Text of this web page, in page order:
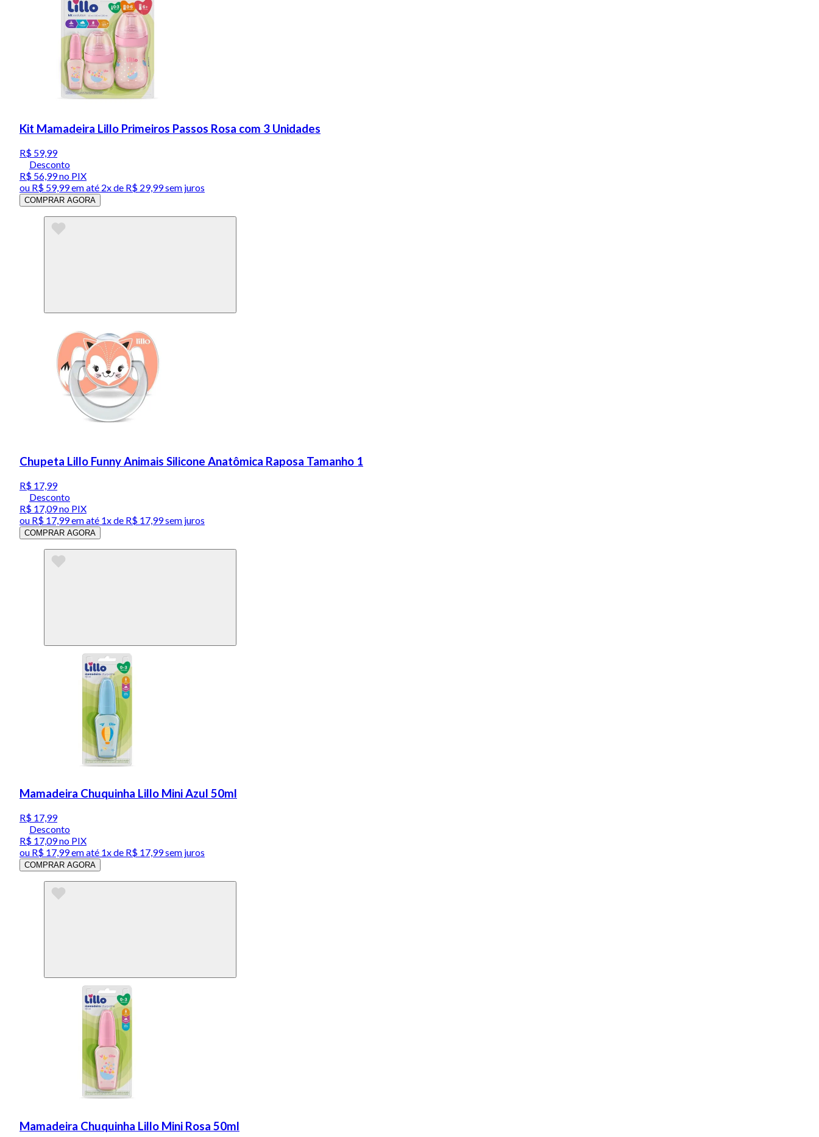
Kit Mamadeira Lillo Primeiros Passos Rosa com 3 Unidades
R$ 59,99
Desconto
R$ 56,99no PIX
ou R$ 59,99em até 2x de R$ 29,99 sem juros
COMPRAR AGORA
Chupeta Lillo Funny Animais Silicone Anatômica Raposa Tamanho 1
R$ 17,99
Desconto
R$ 17,09no PIX
ou R$ 17,99em até 1x de R$ 17,99sem juros
COMPRAR AGORA
Mamadeira Chuquinha Lillo Mini Azul 50ml
R$ 17,99
Desconto
R$ 17,09no PIX
ou R$ 17,99em até 1x de R$ 17,99sem juros
COMPRAR AGORA
Mamadeira Chuquinha Lillo Mini Rosa 50ml